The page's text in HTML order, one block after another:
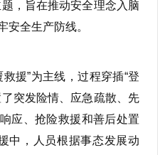
，旨在推动安全理念入脑
安全生产防线。
援”为主线，过程穿插“登
突发险情、应急疏散、先
应、抢险救援和善后处置
中，人员根据事态发展动